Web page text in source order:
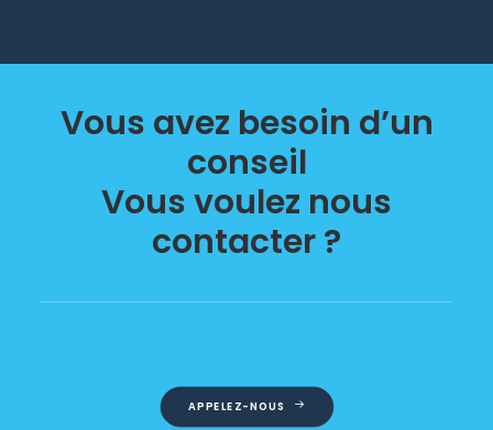
Vous avez besoin d’un
conseil
Vous voulez nous
contacter ?
APPELEZ-NOUS